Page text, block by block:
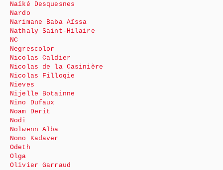
Naïké Desquesnes
Nardo
Narimane Baba Aïssa
Nathaly Saint-Hilaire
NC
Negrescolor
Nicolas Caldier
Nicolas de la Casinière
Nicolas Filloqie
Nieves
Nijelle Botainne
Nino Dufaux
Noam Derit
Nodi
Nolwenn Alba
Nono Kadaver
Odeth
Olga
Olivier Garraud